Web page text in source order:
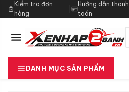
Kiểm tra đơn
hàng
|
Hướng dẫn thanh
toán
DANH MỤC SẢN PHẨM